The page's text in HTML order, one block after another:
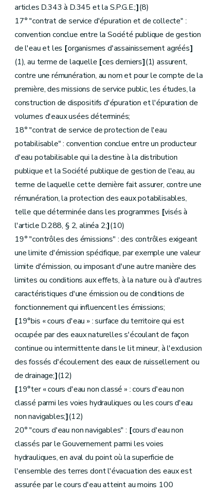
articles D.343 à D.345 et la S.P.G.E.;](8)
17° "contrat de service d'épuration et de collecte" :
convention conclue entre la Société publique de gestion
de l'eau et les [organismes d'assainissement agréés]
(1), au terme de laquelle [ces derniers](1) assurent,
contre une rémunération, au nom et pour le compte de la
première, des missions de service public, les études, la
construction de dispositifs d'épuration et l'épuration de
volumes d'eaux usées déterminés;
18° "contrat de service de protection de l'eau
potabilisable" : convention conclue entre un producteur
d'eau potabilisable qui la destine à la distribution
publique et la Société publique de gestion de l'eau, au
terme de laquelle cette dernière fait assurer, contre une
rémunération, la protection des eaux potabilisables,
telle que déterminée dans les programmes [visés à
l'article D.288, § 2, alinéa 2;](10)
19° "contrôles des émissions" : des contrôles exigeant
une limite d'émission spécifique, par exemple une valeur
limite d'émission, ou imposant d'une autre manière des
limites ou conditions aux effets, à la nature ou à d'autres
caractéristiques d'une émission ou de conditions de
fonctionnement qui influencent les émissions;
[19°bis « cours d'eau » : surface du territoire qui est
occupée par des eaux naturelles s'écoulant de façon
continue ou intermittente dans le lit mineur, à l'exclusion
des fossés d'écoulement des eaux de ruissellement ou
de drainage;](12)
[19°ter « cours d'eau non classé » : cours d'eau non
classé parmi les voies hydrauliques ou les cours d'eau
non navigables;](12)
20° "cours d'eau non navigables" : [cours d'eau non
classés par le Gouvernement parmi les voies
hydrauliques, en aval du point où la superficie de
l'ensemble des terres dont l'évacuation des eaux est
assurée par le cours d'eau atteint au moins 100